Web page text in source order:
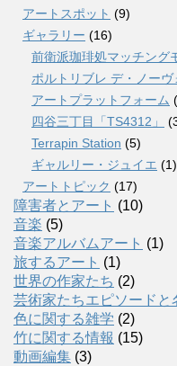
アートスポット (9)
ギャラリー (16)
前衛派珈琲処マッチング
ポルトリブレ デ・ノーヴ
アートプラットフォーム
四谷三丁目「TS4312」
Terrapin Station (5)
ギャルリー・ジュイエ (1)
アートトピック (17)
障害者とアート (10)
音楽 (5)
音楽アルバムアート (1)
旅するアート (1)
世界の作家たち (2)
芸術家たちエピソードと
色に関する雑学 (2)
竹に関する情報 (15)
動画編集 (3)